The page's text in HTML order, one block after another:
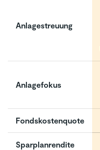
Anlagestreuung
Anlagefokus
Fondskostenquote
Sparplanrendite